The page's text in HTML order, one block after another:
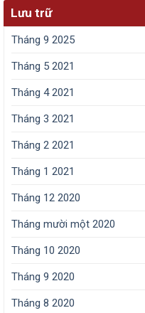
Lưu trữ
Tháng 9 2025
Tháng 5 2021
Tháng 4 2021
Tháng 3 2021
Tháng 2 2021
Tháng 1 2021
Tháng 12 2020
Tháng mười một 2020
Tháng 10 2020
Tháng 9 2020
Tháng 8 2020